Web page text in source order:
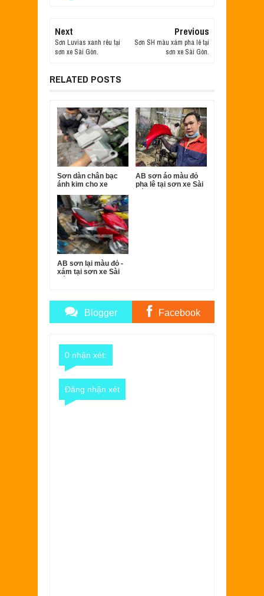
Next
Sơn Luvias xanh rêu tại
sơn xe Sài Gòn.
Previous
Sơn SH màu xám pha lê tại
sơn xe Sài Gòn.
RELATED POSTS
Sơn dàn chân bạc
ánh kim cho xe
AB sơn áo màu đỏ
pha lê tại sơn xe Sài
AB sơn lại màu đỏ -
xám tại sơn xe Sài
Blogger Facebook
0 nhận xét:
Đăng nhận xét